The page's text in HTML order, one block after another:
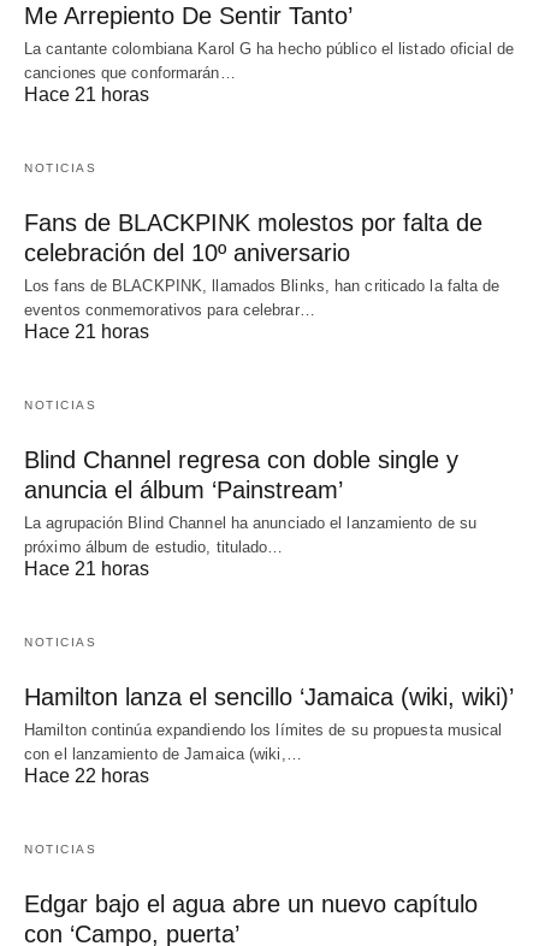
Me Arrepiento De Sentir Tanto’
La cantante colombiana Karol G ha hecho público el listado oficial de
canciones que conformarán…
Hace 21 horas
NOTICIAS
Fans de BLACKPINK molestos por falta de
celebración del 10º aniversario
Los fans de BLACKPINK, llamados Blinks, han criticado la falta de
eventos conmemorativos para celebrar…
Hace 21 horas
NOTICIAS
Blind Channel regresa con doble single y
anuncia el álbum ‘Painstream’
La agrupación Blind Channel ha anunciado el lanzamiento de su
próximo álbum de estudio, titulado…
Hace 21 horas
NOTICIAS
Hamilton lanza el sencillo ‘Jamaica (wiki, wiki)’
Hamilton continúa expandiendo los límites de su propuesta musical
con el lanzamiento de Jamaica (wiki,…
Hace 22 horas
NOTICIAS
Edgar bajo el agua abre un nuevo capítulo
con ‘Campo, puerta’